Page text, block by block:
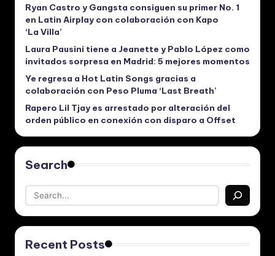
Ryan Castro y Gangsta consiguen su primer No. 1
en Latin Airplay con colaboración con Kapo
‘La Villa’
Laura Pausini tiene a Jeanette y Pablo López como
invitados sorpresa en Madrid: 5 mejores momentos
Ye regresa a Hot Latin Songs gracias a
colaboración con Peso Pluma ‘Last Breath’
Rapero Lil Tjay es arrestado por alteración del
orden público en conexión con disparo a Offset
Search
Recent Posts